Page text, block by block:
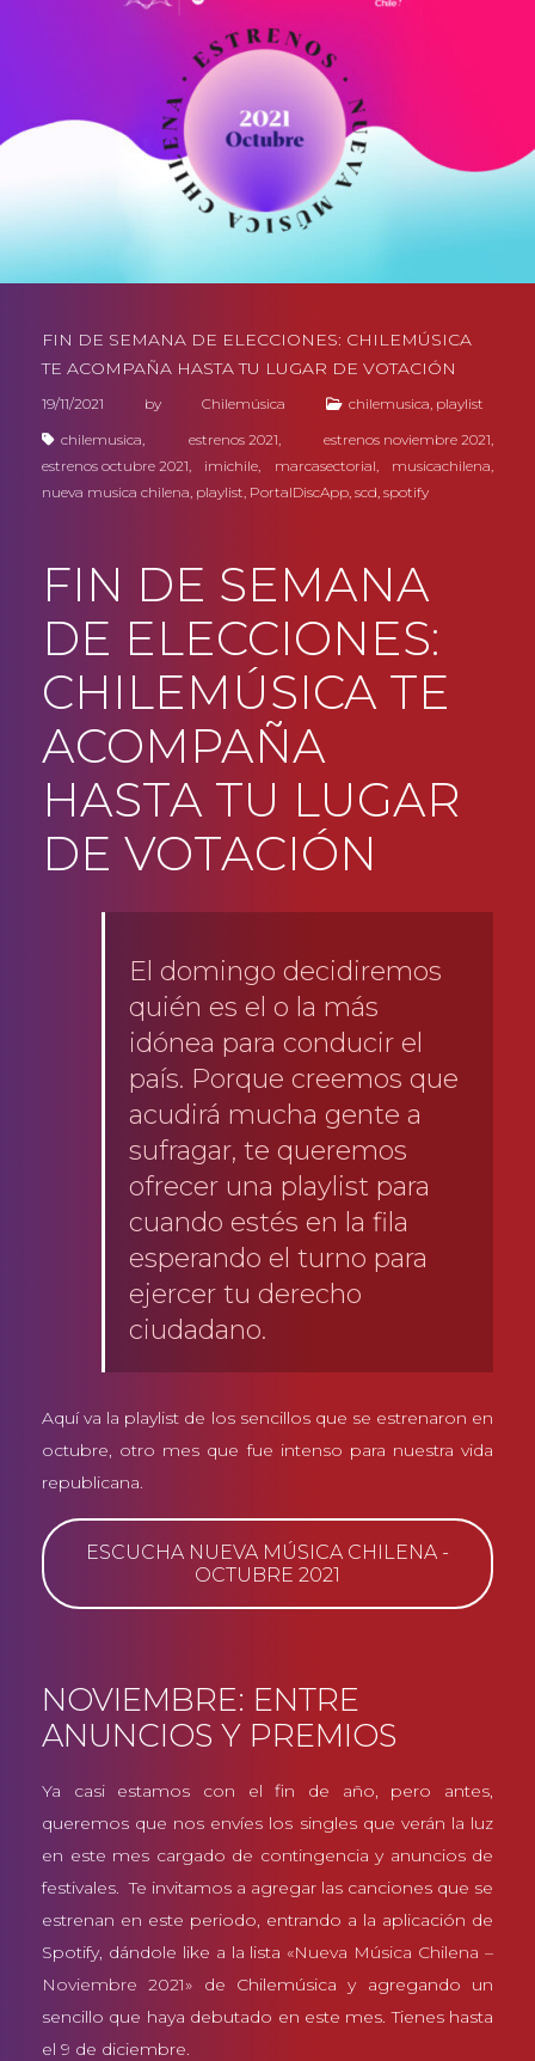
FIN DE SEMANA DE ELECCIONES: CHILEMÚSICA
TE ACOMPAÑA HASTA TU LUGAR DE VOTACIÓN
19/11/2021 by Chilemúsica chilemusica playlist
chilemusica
estrenos 2021 estrenos noviembre 2021
estrenos octubre 2021
imichile marcasectorial musicachilena
nueva musica chilena playlist PortalDiscApp scd spotify
FIN DE SEMANA
DE ELECCIONES:
CHILEMÚSICA TE
ACOMPAÑA
HASTA TU LUGAR
DE VOTACIÓN
El domingo decidiremos
quién es el o la más
idónea para conducir el
país. Porque creemos que
acudirá mucha gente a
sufragar, te queremos
ofrecer una playlist para
cuando estés en la fila
esperando el turno para
ejercer tu derecho
ciudadano.
Aquí va la playlist de los sencillos que se estrenaron en
octubre, otro mes que fue intenso para nuestra vida
republicana.
ESCUCHA NUEVA MÚSICA CHILENA -
OCTUBRE 2021
NOVIEMBRE: ENTRE
ANUNCIOS Y PREMIOS
Ya casi estamos con el fin de año, pero antes,
queremos que nos envíes los singles que verán la luz
en este mes cargado de contingencia y anuncios de
festivales. Te invitamos a agregar las canciones que se
estrenan en este periodo, entrando a la aplicación de
Spotify, dándole like a la lista «Nueva Música Chilena –
Noviembre 2021» de Chilemúsica y agregando un
sencillo que haya debutado en este mes. Tienes hasta
el 9 de diciembre.